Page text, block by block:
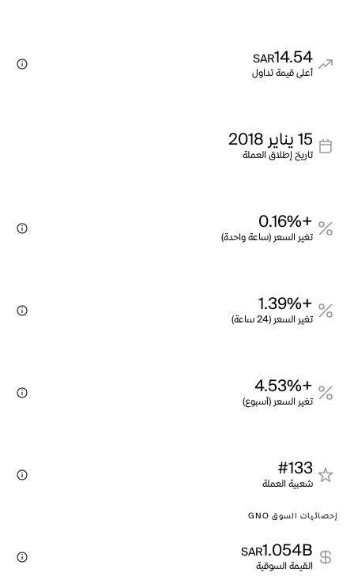
14.54
SAR
أعلى قيمة تداول
15 يناير 2018
تاريخ إطلاق العملة
+0.16%
تغير السعر (ساعة واحدة)
+1.39%
تغير السعر (24 ساعة)
+4.53%
تغير السعر (أسبوع)
#133
شعبية العملة
إحصائيات السوق GNO
1.054B
SAR
القيمة السوقية